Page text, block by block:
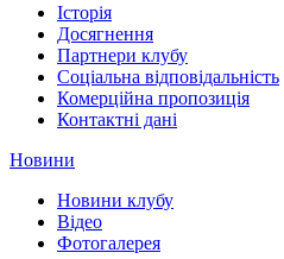
Історія
Досягнення
Партнери клубу
Соціальна відповідальність
Комерційна пропозиція
Контактні дані
Новини
Новини клубу
Відео
Фотогалерея